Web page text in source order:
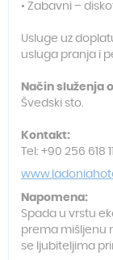
• Zabavni –
Usluge uz
usluga pranja i
Način služenja
Švedski sto.
Kontakt:
Tel: +90 256 618
Napomena:
Spada u vrstu
prema mišljenu
se ljubiteljima